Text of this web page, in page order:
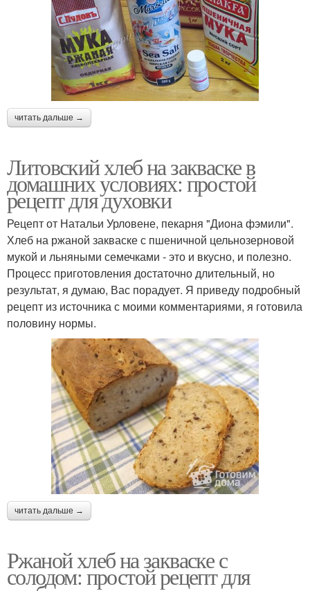
читать дальше →
Литовский хлеб на закваске в
домашних условиях: простой
рецепт для духовки
Рецепт от Натальи Урловене, пекарня "Диона фэмили".
Хлеб на ржаной закваске с пшеничной цельнозерновой
мукой и льняными семечками - это и вкусно, и полезно.
Процесс приготовления достаточно длительный, но
результат, я думаю, Вас порадует. Я приведу подробный
рецепт из источника с моими комментариями, я готовила
половину нормы.
читать дальше →
Ржаной хлеб на закваске с
солодом: простой рецепт для